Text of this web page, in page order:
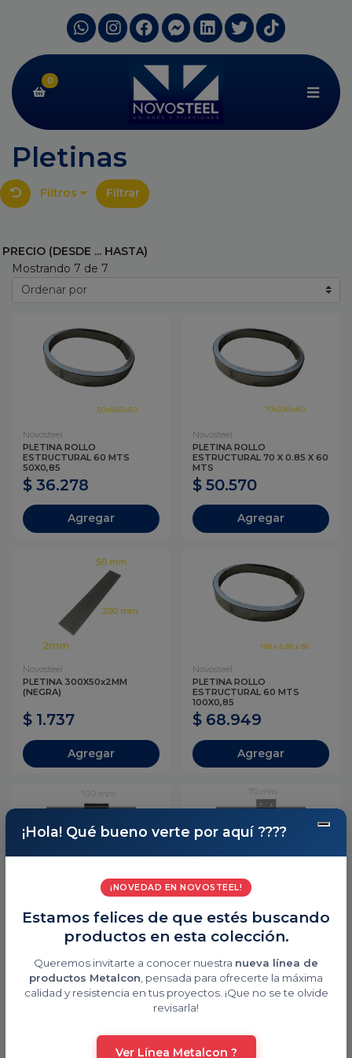
0
Pletinas
Filtros Filtrar
PRECIO (DESDE ... HASTA)
Mostrando 7 de 7
Novosteel
PLETINA ROLLO
ESTRUCTURAL 60 MTS
50X0,85
$ 36.278
Agregar
Novosteel
PLETINA ROLLO
ESTRUCTURAL 70 X 0.85 X 60
MTS
$ 50.570
Agregar
Novosteel
PLETINA 300X50x2MM
(NEGRA)
$ 1.737
Agregar
Novosteel
PLETINA ROLLO
ESTRUCTURAL 60 MTS
100X0,85
$ 68.949
Agregar
LLAMANOS
+56961152294
PLETINA 300X100x5MM
$ 4.356
Agotado
LLAMANOS
+56961152294
PLETINA GALVANIZADA
70x300x1,5mm 20P
$ 1.199
Agotado
¡Hola! Qué bueno verte por aquí ????
¡NOVEDAD EN NOVOSTEEL!
Estamos felices de que estés buscando
productos en esta colección.
Queremos invitarte a conocer nuestra nueva línea de
productos Metalcon , pensada para ofrecerte la máxima
calidad y resistencia en tus proyectos. ¡Que no se te olvide
revisarla!
Ver Línea Metalcon ?